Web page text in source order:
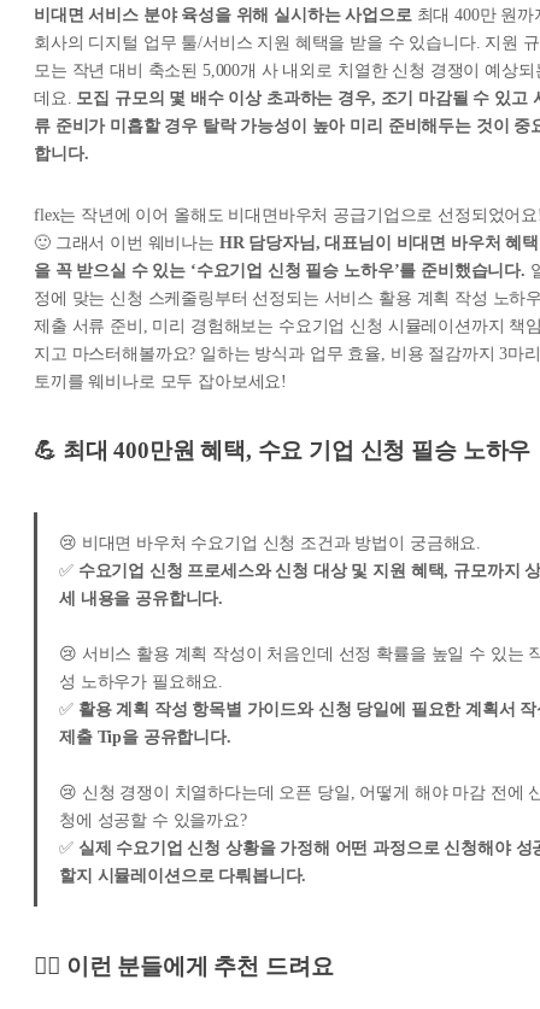
비대면 서비스 분야 육성을 위해 실시하는 사업으로 최대 400만 원까
회사의 디지털 업무 툴/서비스 지원 혜택을 받을 수 있습니다. 지원 규
모는 작년 대비 축소된 5,000개 사 내외로 치열한 신청 경쟁이 예상되
데요.
모집 규모의 몇 배수 이상 초과하는 경우, 조기 마감될 수 있고
류 준비가 미흡할 경우 탈락 가능성이 높아 미리 준비해두는 것이 중
합니다.
flex는 작년에 이어 올해도 비대면바우처 공급기업으로 선정되었어
🙂 그래서 이번 웨비나는 HR 담당자님, 대표님이 비대면 바우처 혜택
을 꼭 받으실 수 있는 ‘수요기업 신청 필승 노하우’를 준비했습니다.
정에 맞는 신청 스케줄링부터 선정되는 서비스 활용 계획 작성 노하
제출 서류 준비, 미리 경험해보는 수요기업 신청 시뮬레이션까지 책
지고 마스터해볼까요? 일하는 방식과 업무 효율, 비용 절감까지 3마리
토끼를 웨비나로 모두 잡아보세요!
💪 최대 400만원 혜택, 수요 기업 신청 필승 노하우
😢 비대면 바우처 수요기업 신청 조건과 방법이 궁금해요.
✅ 수요기업 신청 프로세스와 신청 대상 및 지원 혜택, 규모까지
세 내용을 공유합니다.
😢 서비스 활용 계획 작성이 처음인데 선정 확률을 높일 수 있는
성 노하우가 필요해요.
✅ 활용 계획 작성 항목별 가이드와 신청 당일에 필요한 계획서 작
제출 Tip을 공유합니다.
😢 신청 경쟁이 치열하다는데 오픈 당일, 어떻게 해야 마감 전에
청에 성공할 수 있을까요?
✅ 실제 수요기업 신청 상황을 가정해 어떤 과정으로 신청해야 성
할지 시뮬레이션으로 다뤄봅니다.
🙋‍♀️ 이런 분들에게 추천 드려요